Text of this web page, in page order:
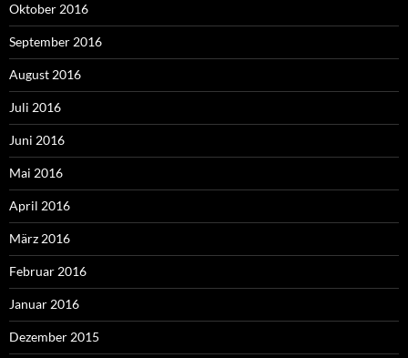
Oktober 2016
September 2016
August 2016
Juli 2016
Juni 2016
Mai 2016
April 2016
März 2016
Februar 2016
Januar 2016
Dezember 2015